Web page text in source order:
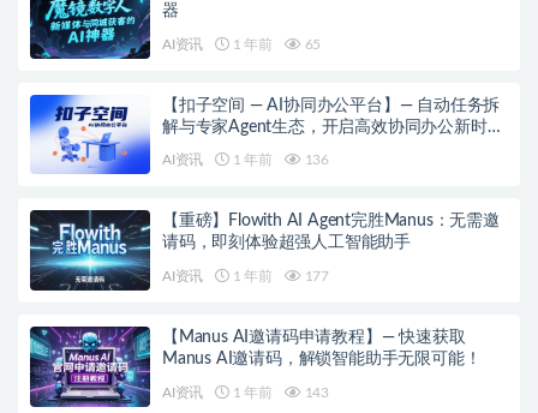
器
AI资讯 1 年前 65
【扣子空间 — AI协同办公平台】— 自动任务拆
解与专家Agent生态，开启高效协同办公新时
AI资讯 1 年前 136
【重磅】Flowith AI Agent完胜Manus：无需邀
请码，即刻体验超强人工智能助手
AI资讯 1 年前 177
【Manus AI邀请码申请教程】— 快速获取
Manus AI邀请码，解锁智能助手无限可能！
AI资讯 1 年前 143